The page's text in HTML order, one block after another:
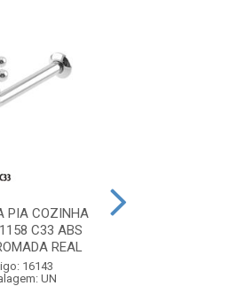
PIA COZINHA
C33 ABS
REAL
16143
UN